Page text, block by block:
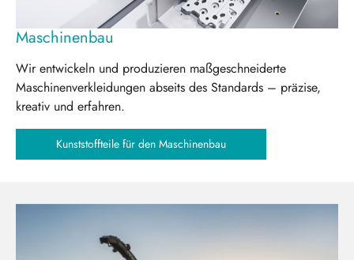
Maschinenbau
Wir entwickeln und produzieren maßgeschneiderte
Maschinenverkleidungen abseits des Standards – präzise,
kreativ und erfahren.
Kunststoffteile für den Maschinenbau